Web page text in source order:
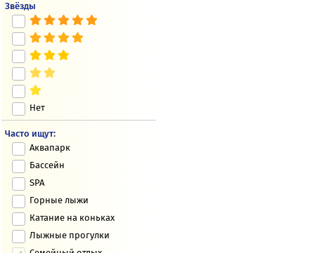
Звёзды
Нет
Часто ищут:
Аквапарк
Бассейн
SPA
Горные лыжи
Катание на коньках
Лыжные прогулки